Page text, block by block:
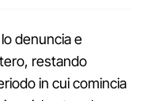
denuncia e
restando
in cui comincia